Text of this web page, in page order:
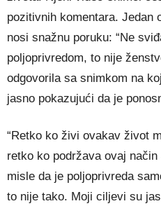
pozitivnih komentara. Jedan
nosi snažnu poruku: “Ne
poljoprivredom, to nije
odgovorila sa snimkom na
jasno pokazujući da je
“Retko ko živi ovakav život
retko ko podržava ovaj
misle da je poljoprivreda
to nije tako. Moji ciljevi su